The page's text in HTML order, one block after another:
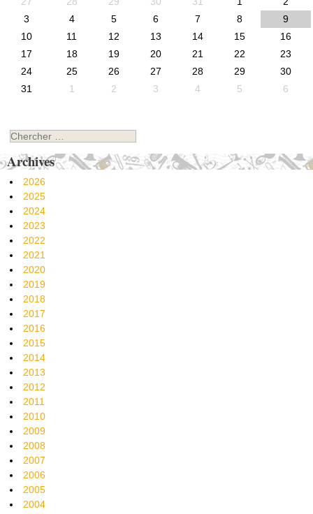
3
4 5 6 7 8
9
10
11 12 13 14 15
16
17
18 19 20 21 22
23
24
25 26 27 28 29
30
31
1 2 3 4 5 6
Chercher
Archives
2026
2025
2024
2023
2022
2021
2020
2019
2018
2017
2016
2015
2014
2013
2012
2011
2010
2009
2008
2007
2006
2005
2004